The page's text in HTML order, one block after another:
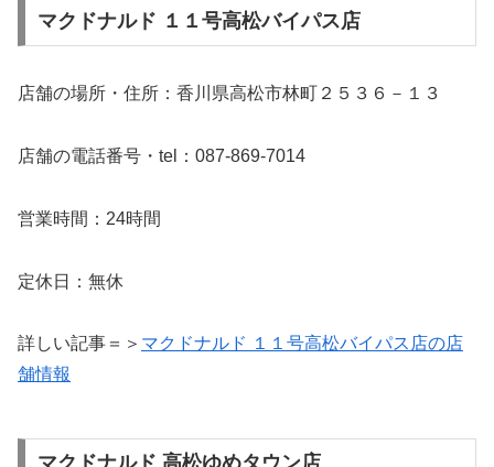
マクドナルド １１号高松バイパス店
店舗の場所・住所：香川県高松市林町２５３６－１３
店舗の電話番号・tel：087-869-7014
営業時間：24時間
定休日：無休
詳しい記事＝＞ マクドナルド １１号高松バイパス店の店
舗情報